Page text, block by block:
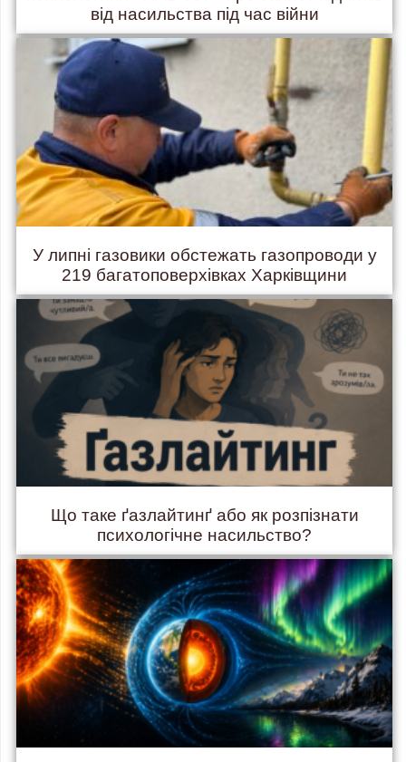
від насильства під час війни
У липні газовики обстежать газопроводи у
219 багатоповерхівках Харківщини
Що таке ґазлайтинґ або як розпізнати
психологічне насильство?